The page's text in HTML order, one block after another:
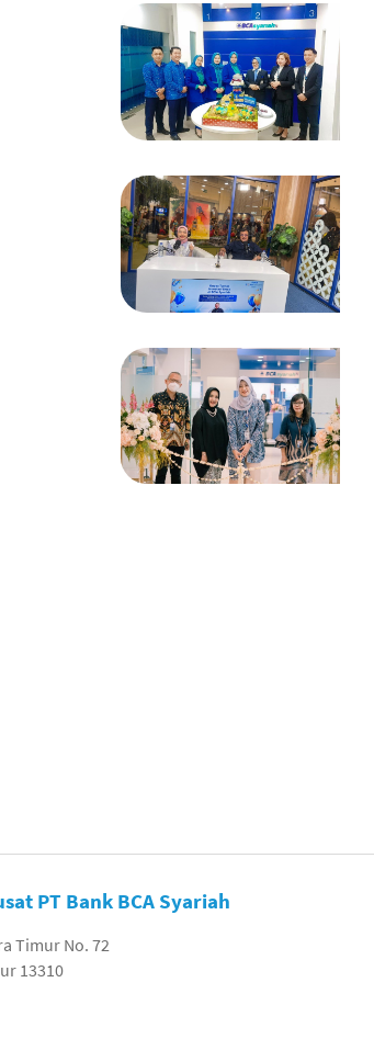
PT Bank BCA Syariah
Timur No. 72
13310